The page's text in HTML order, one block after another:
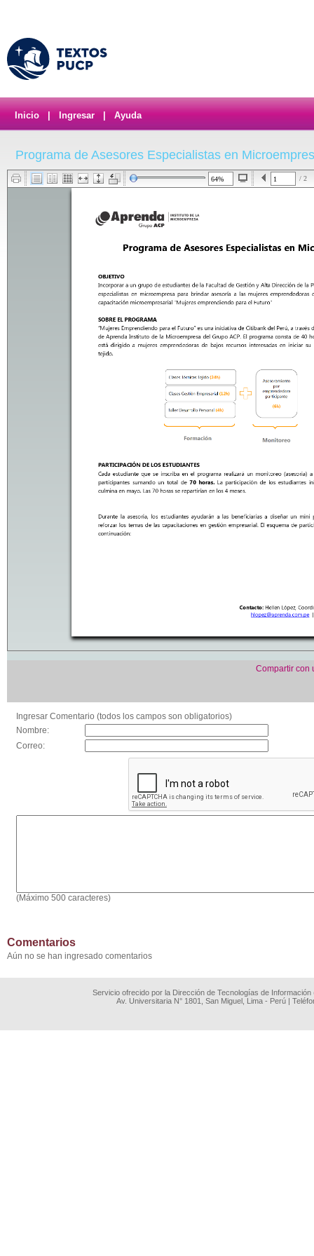
Inicio Ingresar Ayuda
Programa de Asesores Especialistas en
/ 2
Compartir con
Ingresar Comentario (todos los campos son obligatorios)
Nombre:
Correo:
(Máximo 500 caracteres)
Comentarios
Aún no se han ingresado comentarios
Servicio ofrecido por la Dirección de Tecnologías de
Av. Universitaria N° 1801, San Miguel, Lima - Perú |